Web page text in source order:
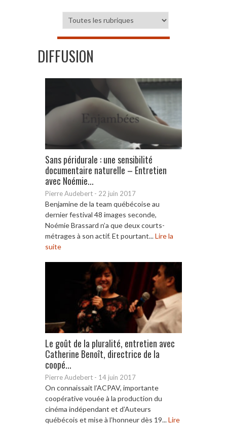
DIFFUSION
Sans péridurale : une sensibilité
documentaire naturelle – Entretien
avec Noémie...
Pierre Audebert - 22 juin 2017
Benjamine de la team québécoise au
dernier festival 48 images seconde,
Noémie Brassard n’a que deux courts-
métrages à son actif. Et pourtant...Lire la
suite
Le goût de la pluralité, entretien avec
Catherine Benoît, directrice de la
coopé...
Pierre Audebert - 14 juin 2017
On connaissait l’ACPAV, importante
coopérative vouée à la production du
cinéma indépendant et d’Auteurs
québécois et mise à l’honneur dès 19...Lire